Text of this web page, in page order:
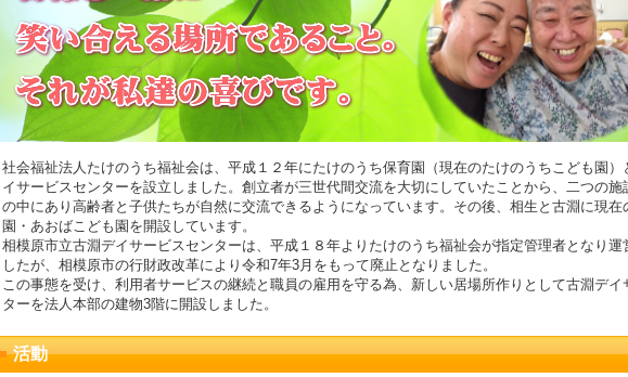
社会福祉法人たけのうち福祉会は、平成１２年にたけのうち保育園（現在のたけのうちこども園）
イサービスセンターを設立しました。創立者が三世代間交流を大切にしていたことから、二つの施
の中にあり高齢者と子供たちが自然に交流できるようになっています。その後、相生と古淵に現在
園・あおばこども園を開設しています。
相模原市立古淵デイサービスセンターは、平成１８年よりたけのうち福祉会が指定管理者となり運
したが、相模原市の行財政改革により令和7年3月をもって廃止となりました。
この事態を受け、利用者サービスの継続と職員の雇用を守る為、新しい居場所作りとして古淵デイ
ターを法人本部の建物3階に開設しました。
活動